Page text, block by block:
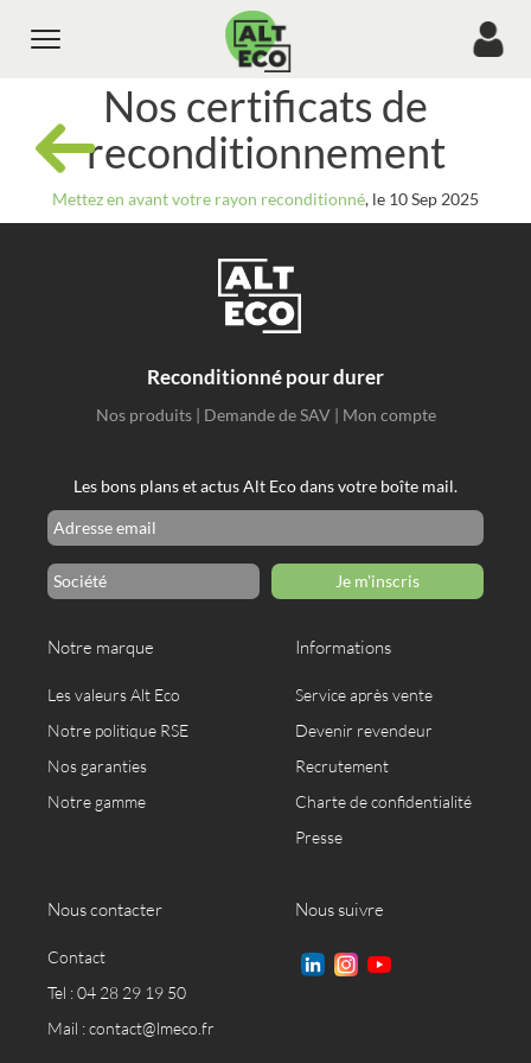
Toggle
Nos certificats de
reconditionnement
Mettez en avant votre rayon reconditionné, le 10 Sep 2025
Reconditionné pour durer
Nos produits| Demande de SAV| Mon compte
Les bons plans et actus Alt Eco dans votre boîte mail.
Je m'inscris
Notre marque
Les valeurs Alt Eco
Notre politique RSE
Nos garanties
Notre gamme
Informations
Service après vente
Devenir revendeur
Recrutement
Charte de confidentialité
Presse
Nous contacter
Contact
Tel : 04 28 29 19 50
Mail :contact@lmeco.fr
Nous suivre